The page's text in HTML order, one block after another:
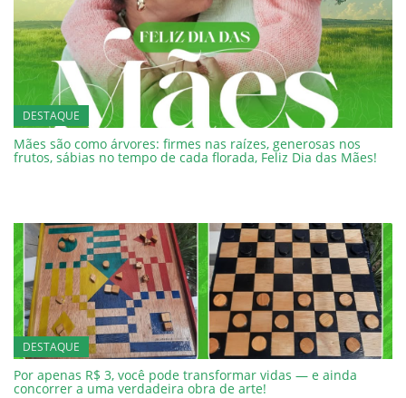
DESTAQUE
Mães são como árvores: firmes nas raízes, generosas nos
frutos, sábias no tempo de cada florada, Feliz Dia das Mães!
DESTAQUE
Por apenas R$ 3, você pode transformar vidas — e ainda
concorrer a uma verdadeira obra de arte!